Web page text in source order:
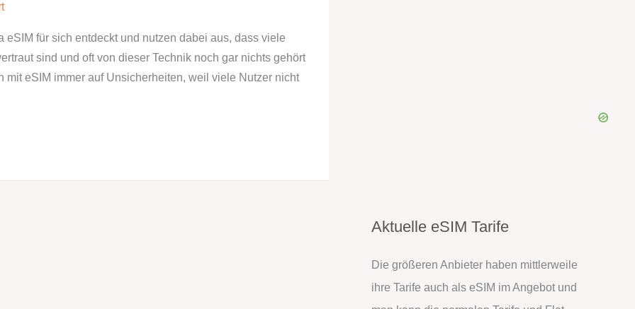
für sich entdeckt und nutzen dabei aus, dass viele
sind und oft von dieser Technik noch gar nichts gehört
mit eSIM immer auf Unsicherheiten, weil viele Nutzer nicht
Aktuelle eSIM Tarife
Die größeren Anbieter haben mittlerweile
ihre Tarife auch als eSIM im Angebot und